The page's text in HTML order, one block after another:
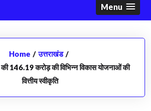
Menu
Home / उत्तराखंड /
146.19 करोड़ की विभिन्न विकास योजनाओं की
वित्तीय स्वीकृति